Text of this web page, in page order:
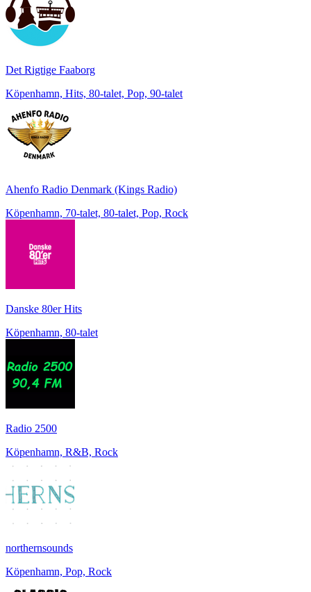
Det Rigtige Faaborg
Köpenhamn, Hits, 80-talet, Pop, 90-talet
Ahenfo Radio Denmark (Kings Radio)
Köpenhamn, 70-talet, 80-talet, Pop, Rock
Danske 80er Hits
Köpenhamn, 80-talet
Radio 2500
Köpenhamn, R&B, Rock
northernsounds
Köpenhamn, Pop, Rock